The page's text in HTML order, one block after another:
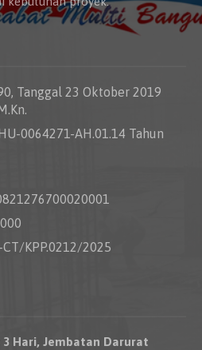
Tanggal 23 Oktober 2019
0064271-AH.01.14 Tahun
CT/KPP.0212/2025
Hari, Jembatan Darurat